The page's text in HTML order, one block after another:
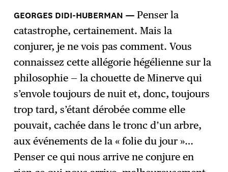
Penser la
catastrophe, certainement. Mais la
conjurer, je ne vois pas comment. Vous
connaissez cette allégorie hégélienne sur la
philosophie — la chouette de Minerve qui
s’envole toujours de nuit et, donc, toujours
trop tard, s’étant dérobée comme elle
pouvait, cachée dans le tronc d’un arbre,
aux événements de la « folie du jour »…
Penser ce qui nous arrive ne conjure en